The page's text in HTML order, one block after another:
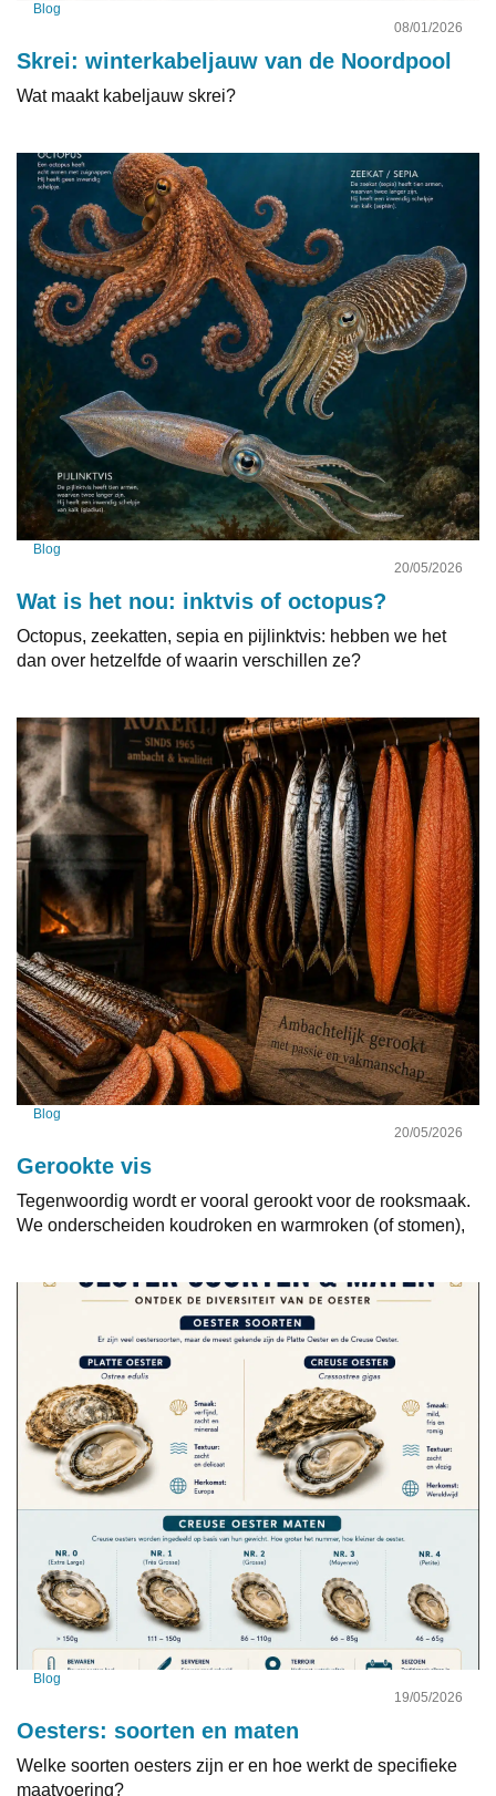
Blog
08/01/2026
Skrei: winterkabeljauw van de Noordpool
Wat maakt kabeljauw skrei?
Blog
20/05/2026
Wat is het nou: inktvis of octopus?
Octopus, zeekatten, sepia en pijlinktvis: hebben we het
dan over hetzelfde of waarin verschillen ze?
Blog
20/05/2026
Gerookte vis
Tegenwoordig wordt er vooral gerookt voor de rooksmaak.
We onderscheiden koudroken en warmroken (of stomen),
Blog
19/05/2026
Oesters: soorten en maten
Welke soorten oesters zijn er en hoe werkt de specifieke
maatvoering?